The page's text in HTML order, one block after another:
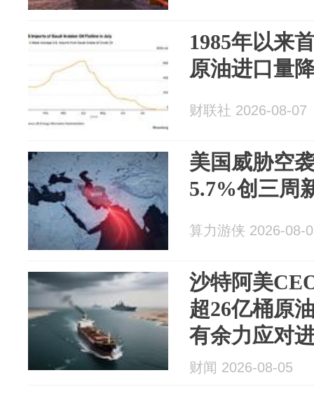
1985年以来
原油进口量
财联社 2026-08-07
美国威胁空
5.7%创三周
算力游侠 2026-08-
沙特阿美
超26亿桶原
有余力应对
财闻 2026-08-05